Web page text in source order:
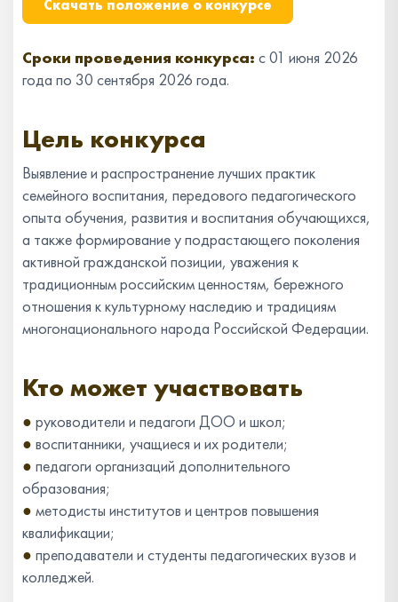
Скачать положение о конкурсе
Сроки проведения конкурса: с 01 июня 2026
года по 30 сентября 2026 года.
Цель конкурса
Выявление и распространение лучших практик
семейного воспитания, передового педагогического
опыта обучения, развития и воспитания обучающихся,
а также формирование у подрастающего поколения
активной гражданской позиции, уважения к
традиционным российским ценностям, бережного
отношения к культурному наследию и традициям
многонационального народа Российской Федерации.
Кто может участвовать
● руководители и педагоги ДОО и школ;
● воспитанники, учащиеся и их родители;
● педагоги организаций дополнительного
образования;
● методисты институтов и центров повышения
квалификации;
● преподаватели и студенты педагогических вузов и
колледжей.